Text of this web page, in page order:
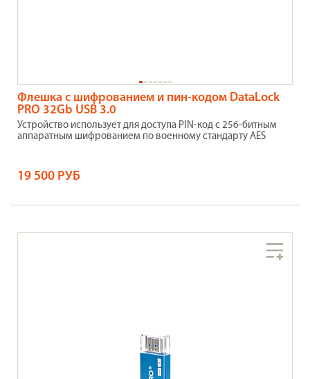
Флешка с шифрованием и пин-кодом DataLock
PRO 32Gb USB 3.0
Устройство использует для доступа PIN-код с 256-битным
аппаратным шифрованием по военному стандарту AES
19 500 РУБ